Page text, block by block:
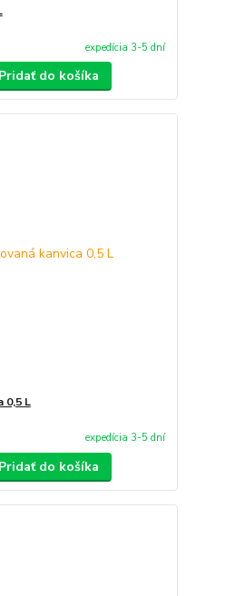
expedícia 3-5 dní
Pridať do košíka
0,5 L
expedícia 3-5 dní
Pridať do košíka